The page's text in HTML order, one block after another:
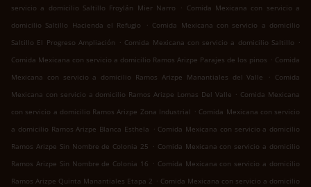
servicio a domicilio Saltillo Froylán Mier Narro
. Comida Mexicana con servicio a
domicilio Saltillo Hacienda el Refugio
. Comida Mexicana con servicio a domicilio
Saltillo El Progreso Ampliación . Comida Mexicana con servicio a domicilio Saltillo .
Comida Mexicana con servicio a domicilio Ramos Arizpe Parajes de los pinos . Comida
Mexicana con servicio a domicilio Ramos Arizpe Manantiales del Valle
. Comida
Mexicana con servicio a domicilio Ramos Arizpe Lomas Del Valle . Comida Mexicana
con servicio a domicilio Ramos Arizpe Zona Industrial . Comida Mexicana con servicio
a domicilio Ramos Arizpe Blanca Esthela . Comida Mexicana con servicio a domicilio
Ramos Arizpe Sin Nombre de Colonia 25 . Comida Mexicana con servicio a domicilio
Ramos Arizpe Sin Nombre de Colonia 16 . Comida Mexicana con servicio a domicilio
Ramos Arizpe Quinta Manantiales Etapa 2 . Comida Mexicana con servicio a domicilio